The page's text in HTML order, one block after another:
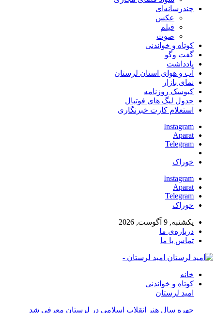
چندرسانه‌ای
عكس
فیلم
صوت
کوتاه و خواندنی
گفت وگو
یادداشت
آب و هوای استان لرستان
نمای بازار
کیوسک روزنامه
جدول لیگ های فوتبال
استعلام کارت خبرنگاری
Instagram
Aparat
Telegram
خوراک
Instagram
Aparat
Telegram
خوراک
یکشنبه, 9 آگوست, 2026
درباره‌ی ما
تماس با ما
امید لرستان -
خانه
کوتاه و خواندنی
امید لرستان
چهره سال هنر انقلاب اسلامی در لرستان معرفی شد